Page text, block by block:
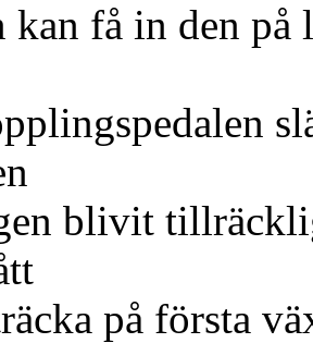
kan få in den
blivit
på första